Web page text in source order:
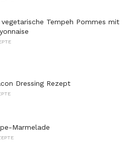
vegetarische Tempeh Pommes mit
Dressing Rezept
Marmelade